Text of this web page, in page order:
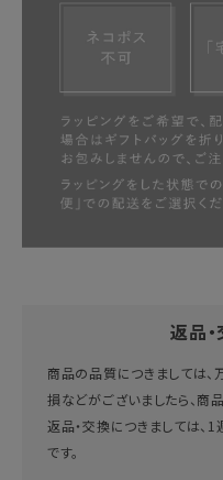
返品
商品の品質につきましては、
損などがございましたら、商
返品・交換につきましては、
です。